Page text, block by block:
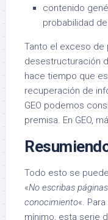
contenido
probabilidad
Tanto el exceso de
desestructuración
hace tiempo que
recuperación de
GEO podemos
premisa. En GEO,
Todo esto se
«No escribas
conocimiento«.
mínimo, esta serie